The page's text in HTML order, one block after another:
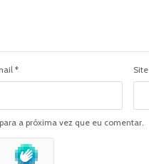
* Site
a próxima vez que eu comentar.